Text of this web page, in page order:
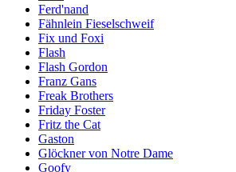
Ferd'nand
Fähnlein Fieselschweif
Fix und Foxi
Flash
Flash Gordon
Franz Gans
Freak Brothers
Friday Foster
Fritz the Cat
Gaston
Glöckner von Notre Dame
Goofy